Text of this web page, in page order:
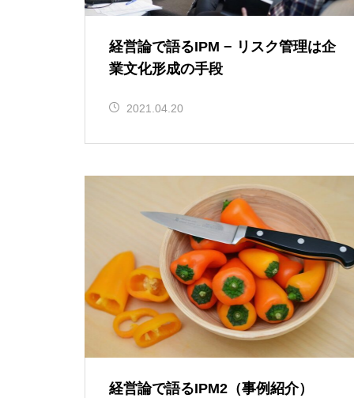
経営論で語るIPM − リスク管理は企
業文化形成の手段
2021.04.20
経営論で語るIPM2（事例紹介）